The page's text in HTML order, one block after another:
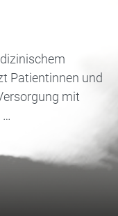
Patientinnen und
mit
…